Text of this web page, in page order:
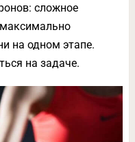
сложное
на одном этапе.
на задаче.